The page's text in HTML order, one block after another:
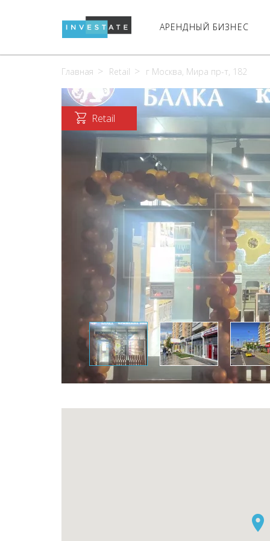
АРЕНДНЫЙ БИЗНЕС
Главная Retail г Москва, Мира пр-т, 182
Retail